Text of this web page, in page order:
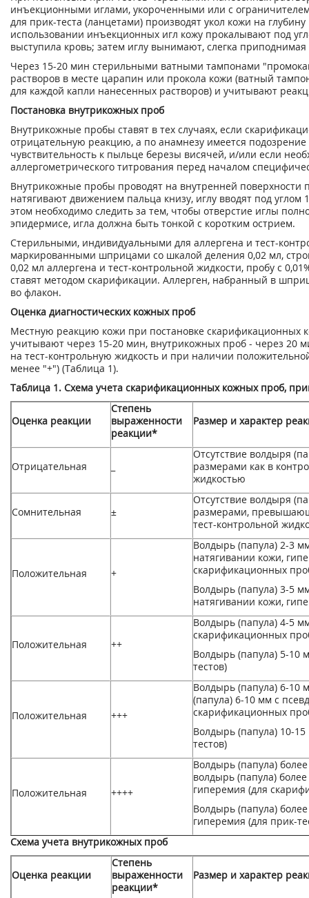
инъекционными иглами, укороченными или с
для прик-теста (ланцетами) производят укол кожи на
использовании инъекционных игл кожу прокалывают под
выступила кровь; затем иглу вынимают, слегка приподнимая
Через 15-20 мин стерильными ватными тампонами
растворов в месте царапин или прокола кожи (ватный
для каждой капли нанесенных растворов) и учитывают
Постановка внутрикожных проб
Внутрикожные пробы ставят в тех случаях, если
отрицательную реакцию, а по анамнезу имеется
чувствительность к пыльце березы висячей, и/или если
аллергометрического титрования перед началом
Внутрикожные пробы проводят на внутренней поверхности
натягивают движением пальца книзу, иглу вводят под углом
этом необходимо следить за тем, чтобы отверстие иглы
эпидермисе, игла должна быть тонкой с коротким острием.
Стерильными, индивидуальными для аллергена и тест-
маркированными шприцами со шкалой деления 0,02 мл,
0,02 мл аллергена и тест-контрольной жидкости, пробу с
ставят методом скарификации. Аллерген, набранный в
во флакон.
Оценка диагностических кожных проб
Местную реакцию кожи при постановке скарификационных
учитывают через 15-20 мин, внутрикожных проб - через 20
на тест-контрольную жидкость и при наличии
менее "+") (Таблица 1).
Таблица 1. Схема учета скарификационных кожных проб,
Оценка реакции
Степень
выраженности
реакции*
Размер и характер
Отрицательная
Отсутствие волдыря
размерами как в
жидкостью
Сомнительная ±
Отсутствие волдыря
размерами,
тест-контрольной
Положительная +
Волдырь (папула) 2-3
натягивании кожи,
скарификационных
Волдырь (папула) 3-5
натягивании кожи,
Положительная ++
Волдырь (папула) 4-5
скарификационных
Волдырь (папула) 5-10
тестов)
Положительная +++
Волдырь (папула) 6-10
(папула) 6-10 мм с
скарификационных
Волдырь (папула) 10-
тестов)
Положительная ++++
Волдырь (папула)
волдырь (папула)
гиперемия (для
Волдырь (папула)
гиперемия (для прик-
Схема учета внутрикожных проб
Оценка реакции
Степень
выраженности
реакции*
Размер и характер